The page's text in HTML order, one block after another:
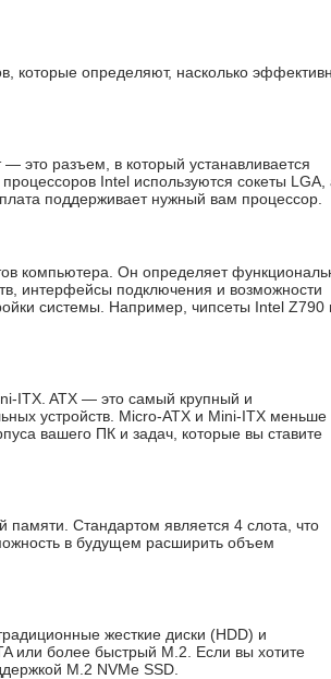
которые определяют, насколько
это разъем, в который устанавливается
Intel используются сокеты LGA,
поддерживает нужный вам процессор.
компьютера. Он определяет
интерфейсы подключения и возможности
системы. Например, чипсеты Intel Z790
ITX. ATX — это самый крупный и
устройств. Micro-ATX и Mini-ITX меньше
вашего ПК и задач, которые вы ставите
памяти. Стандартом является 4 слота, что
в будущем расширить объем
жесткие диски (HDD) и
или более быстрый M.2. Если вы хотите
M.2 NVMe SSD.